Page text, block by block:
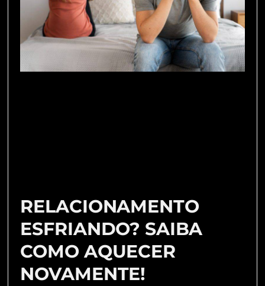
RELACIONAMENTO
ESFRIANDO? SAIBA
COMO AQUECER
NOVAMENTE!